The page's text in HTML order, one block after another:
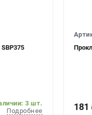
3 шт.
Подробнее
181